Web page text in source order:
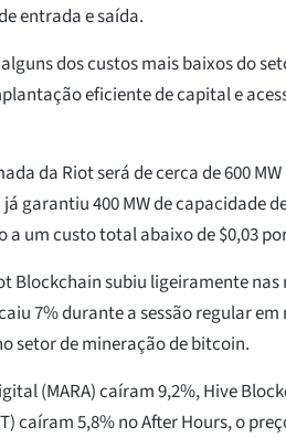
entrada e saída.
dos custos mais baixos do
eficiente de capital e
da Riot será de cerca de 600
garantiu 400 MW de capacidade
um custo total abaixo de $0,03
Blockchain subiu ligeiramente
7% durante a sessão regular em
setor de mineração de bitcoin.
(MARA) caíram 9,2%, Hive
caíram 5,8% no After Hours, o